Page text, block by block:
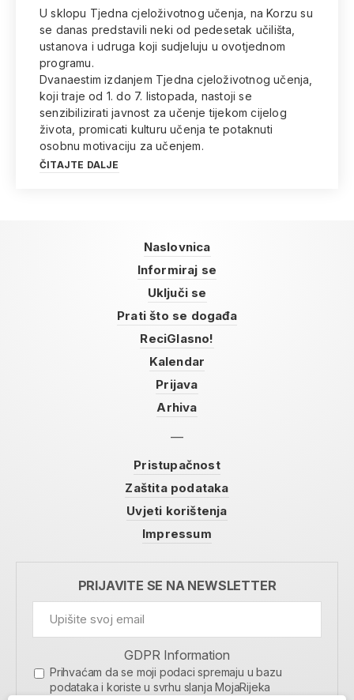
U sklopu Tjedna cjeloživotnog učenja, na Korzu su
se danas predstavili neki od pedesetak učilišta,
ustanova i udruga koji sudjeluju u ovotjednom
programu.
Dvanaestim izdanjem Tjedna cjeloživotnog učenja,
koji traje od 1. do 7. listopada, nastoji se
senzibilizirati javnost za učenje tijekom cijelog
života, promicati kulturu učenja te potaknuti
osobnu motivaciju za učenjem.
ČITAJTE DALJE
Naslovnica
Informiraj se
Uključi se
Prati što se događa
ReciGlasno!
Kalendar
Prijava
Arhiva
Pristupačnost
Zaštita podataka
Uvjeti korištenja
Impressum
PRIJAVITE SE NA NEWSLETTER
GDPR Information
Prihvaćam da se moji podaci spremaju u bazu
podataka i koriste u svrhu slanja MojaRijeka